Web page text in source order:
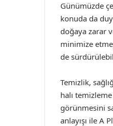
Günümüzde
konuda da
doğaya zarar
minimize
de
Temizlik,
halı
görünmesini
anlayışı ile A